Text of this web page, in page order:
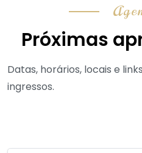
Próximas
Datas, horários, locais e
ingressos.